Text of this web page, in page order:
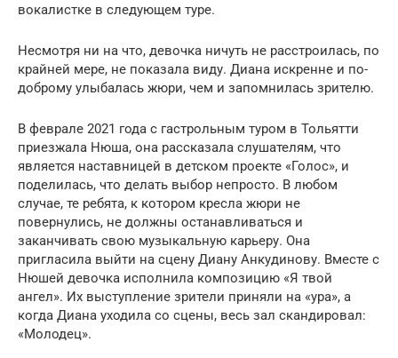
вокалистке в следующем туре.
Несмотря ни на что, девочка ничуть не расстроилась, по
крайней мере, не показала виду. Диана искренне и по-
доброму улыбалась жюри, чем и запомнилась зрителю.
В феврале 2021 года с гастрольным туром в Тольятти
приезжала Нюша, она рассказала слушателям, что
является наставницей в детском проекте «Голос», и
поделилась, что делать выбор непросто. В любом
случае, те ребята, к котором кресла жюри не
повернулись, не должны останавливаться и
заканчивать свою музыкальную карьеру. Она
пригласила выйти на сцену Диану Анкудинову. Вместе с
Нюшей девочка исполнила композицию «Я твой
ангел». Их выступление зрители приняли на «ура», а
когда Диана уходила со сцены, весь зал скандировал:
«Молодец».